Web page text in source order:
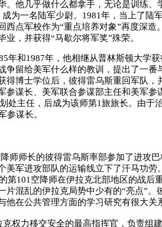
。他几乎做什么都拿手，无论是训练、
为一名陆军少尉。1981年，当上了陆
点军校作为“重点培养对象”再度深造
，并获得“马歇尔将军奖”殊荣。
年和1987年，他相继从普林斯顿大学
争留给美军什么样的教训，提出了一番
得博士学位后，彼得雷乌斯重回军队，
参谋长、美军联合参谋部主任和美军参
处主任，后成为该师第1旅旅长。由于
参谋长。
师师长的彼得雷乌斯率部参加了进攻
美军进攻部队的运输线立下了汗马功劳
第101空降师在伊拉克北部地区的战后
片混乱的伊拉克局势中少有的“亮点”。
他在公共管理方面的学习研究有很大关
权力移交安全的最高指挥官，负责组